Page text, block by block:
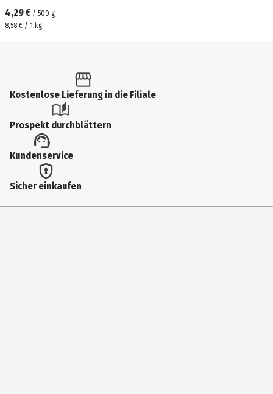
4,29 € / 500 g
8,58 € / 1 kg
Kostenlose Lieferung in die Filiale
Prospekt durchblättern
Kundenservice
Sicher einkaufen